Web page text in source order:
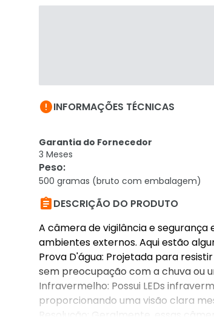
INFORMAÇÕES TÉCNICAS
Garantia do Fornecedor
3 Meses
Peso:
500 gramas (bruto com embalagem)
DESCRIÇÃO DO PRODUTO
A câmera de vigilância e
ambientes externos. Aqui estão
Prova D'água: Projetada para
sem preocupação com a chuva ou
Infravermelho: Possui LEDs
proporcionando uma visão clara
Resolução: Geralmente, essas